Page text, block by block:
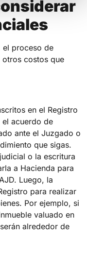
el proceso de
costos que
en el Registro
acuerdo de
ante el Juzgado o
que sigas.
o la escritura
a Hacienda para
Luego, la
para realizar
Por ejemplo, si
valuado en
alrededor de